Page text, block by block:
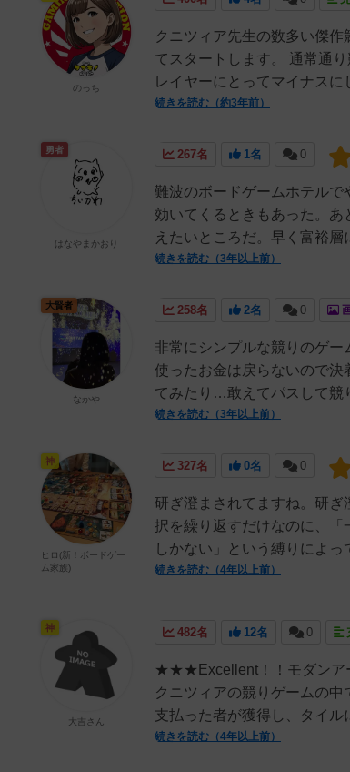
クニツィア先生の数多い傑
てスタートします。 通常通
レイヤーにとってマイナス
続きを読む（約3年前）
のっち
267名 1名 0
難波のボードゲームホテル
効いてくるときもあった。あ
えたいところだ。早く富裕
続きを読む（3年以上前）
勇者
はなやまかおり
258名 2名 0
非常にシンプルな競りのゲ
使ったお金は戻らないので
てみたり…敢えてパスして競
続きを読む（3年以上前）
大賢者
なかや
327名 0名 0
研ぎ澄まされてますね。研
択を繰り返すだけなのに、
しかない」という縛りによ
続きを読む（4年以上前）
神
ヒロ(新！ボードゲー
ム家族)
482名 12名 0
★★★Excellent！！モダンア
クニツィアの競りゲームの
支払った者が獲得し、タイ
続きを読む（4年以上前）
神
大吉さん